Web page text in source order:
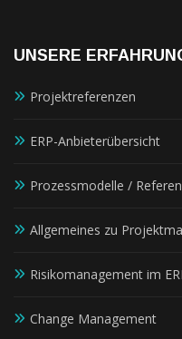
UNSERE
Projektreferenzen
ERP-Anbieterübersicht
Prozessmodelle /
Allgemeines zu
Risikomanagement im
Change Management